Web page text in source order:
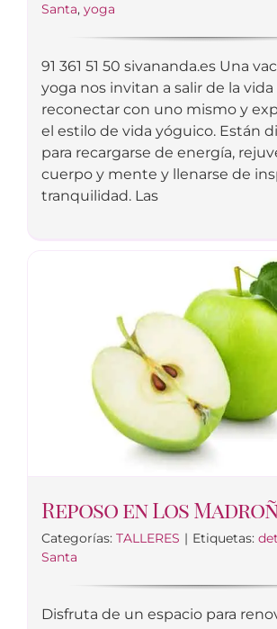
Santa, yoga
91 361 51 50 sivananda.es Una
yoga nos invitan a salir de la
reconectar con uno mismo y
el estilo de vida yóguico. Están
para recargarse de energía,
cuerpo y mente y llenarse de
tranquilidad. Las
Reposo en Los
Categorías: TALLERES | Etiquetas:
Santa
Disfruta de un espacio para